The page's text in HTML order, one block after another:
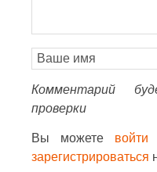
Комментарий
проверки
Вы можете войти
зарегистрироваться